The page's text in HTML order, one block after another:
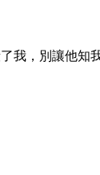
我，別讓他知